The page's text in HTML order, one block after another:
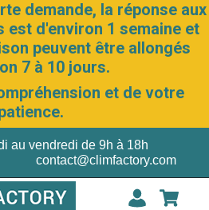
demande, la réponse aux
est d'environ 1 semaine et
peuvent être allongés
7 à 10 jours.
et de votre
au vendredi de 9h à 18h
contact@climfactory.com